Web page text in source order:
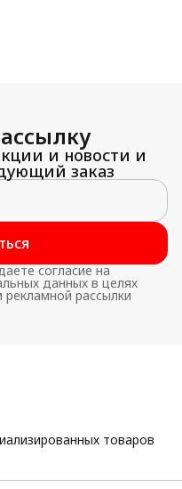
и новости и
заказ
согласие на
данных в целях
рассылки
товаров